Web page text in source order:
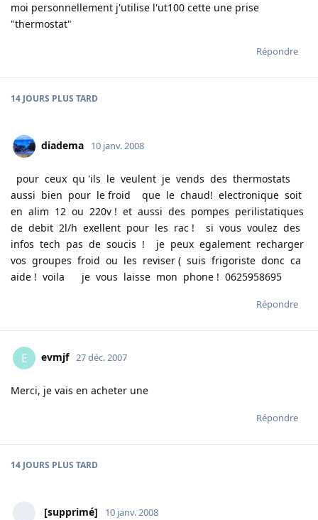
moi personnellement j'utilise l'ut100 cette une prise
"thermostat"
Répondre
14 JOURS PLUS TARD
diadema 10 janv. 2008
pour ceux qu 'ils le veulent je vends des thermostats
aussi bien pour le froid que le chaud! electronique soit
en alim 12 ou 220v ! et aussi des pompes perilistatiques
de debit 2l/h exellent pour les rac ! si vous voulez des
infos tech pas de soucis ! je peux egalement recharger
vos groupes froid ou les reviser ( suis frigoriste donc ca
aide ! voila je vous laisse mon phone ! 0625958695
Répondre
E evmjf 27 déc. 2007
Merci, je vais en acheter une
Répondre
14 JOURS PLUS TARD
[supprimé] 10 janv. 2008